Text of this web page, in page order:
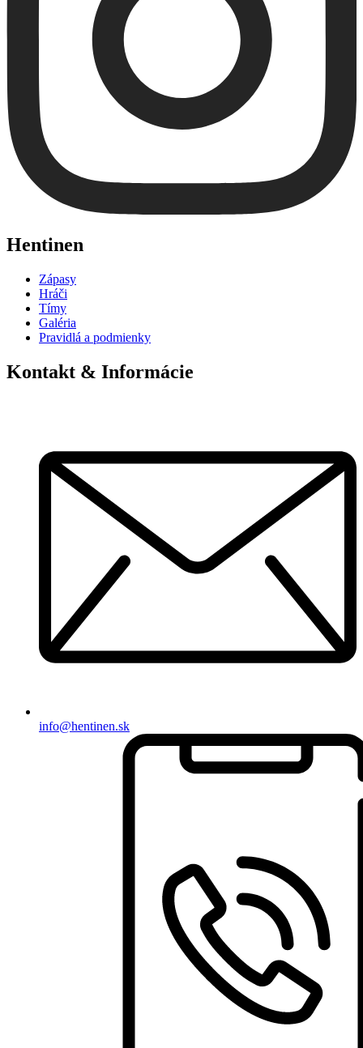
Hentinen
Zápasy
Hráči
Tímy
Galéria
Pravidlá a podmienky
Kontakt & Informácie
info@hentinen.sk